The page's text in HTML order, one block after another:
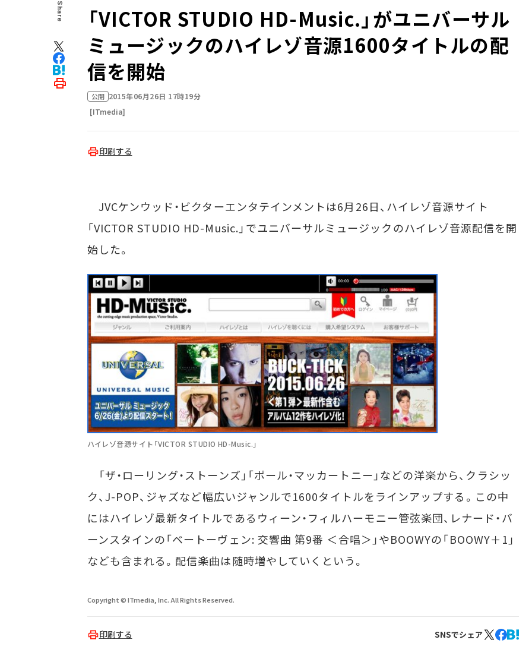
Share
「VICTOR STUDIO HD-Music.」がユニバーサル
ミュージックのハイレゾ音源1600タイトルの配
信を開始
公開 2015年06月26日 17時19分
[ITmedia]
印刷する
JVCケンウッド・ビクターエンタテインメントは6月26日、ハイレゾ音源サイト
「VICTOR STUDIO HD-Music.」でユニバーサルミュージックのハイレゾ音源配信を開
始した。
ハイレゾ音源サイト「VICTOR STUDIO HD-Music.」
「ザ・ローリング・ストーンズ」「ポール・マッカートニー」などの洋楽から、クラシッ
ク、J-POP、ジャズなど幅広いジャンルで1600タイトルをラインアップする。この中
にはハイレゾ最新タイトルであるウィーン・フィルハーモニー管弦楽団、レナード・バ
ーンスタインの「ベートーヴェン: 交響曲 第9番 ＜合唱＞」やBOOWYの「BOOWY＋1」
なども含まれる。配信楽曲は随時増やしていくという。
Copyright © ITmedia, Inc. All Rights Reserved.
印刷する SNSでシェア